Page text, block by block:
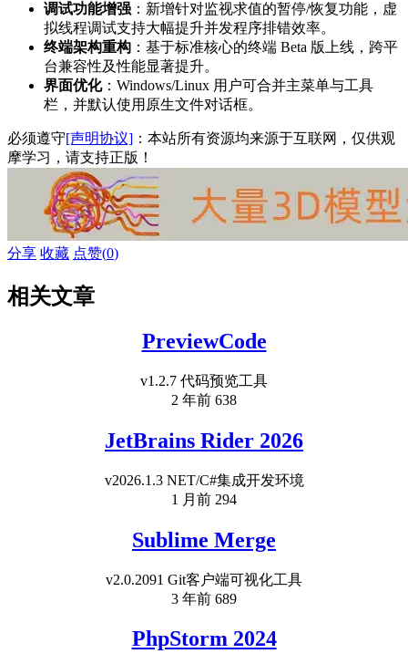
调试功能增强 ‌：新增针对监视求值的暂停/恢复功能，虚
拟线程调试支持大幅提升并发程序排错效率‌。
终端架构重构 ‌：基于标准核心的终端 Beta 版上线，跨平
台兼容性及性能显著提升‌。
界面优化‌：Windows/Linux 用户可合并主菜单与工具
栏，并默认使用原生文件对话框‌。
必须遵守[声明协议] ：本站所有资源均来源于互联网，仅供观
摩学习，请支持正版！
分享 收藏 点赞(0)
相关文章
PreviewCode
v1.2.7 代码预览工具
2 年前 638
JetBrains Rider 2026
v2026.1.3 NET/C#集成开发环境
1 月前 294
Sublime Merge
v2.0.2091 Git客户端可视化工具
3 年前 689
PhpStorm 2024